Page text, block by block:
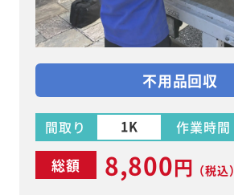
不用品回収
間取り 1K 作業時間
総額 8,800円 （税込）